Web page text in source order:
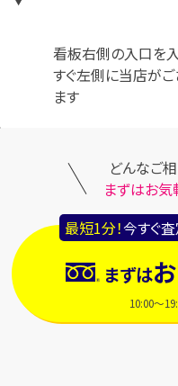
看板右側の入口を
すぐ左側に当店が
ます
どんなご
まずはお気
最短1分！今すぐ
まずは
10:00～